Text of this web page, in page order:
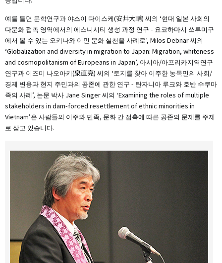
예를 들면 문학연구과 야스이 다이스케(安井大輔) 씨의 ‘현대 일본 사회의
다문화 접촉 영역에서의 에스니시티 생성 과정 연구 - 요코하마시 쓰루미구
에서 볼 수 있는 오키나와 이민 문화 실천을 사례로’, Milos Debnar 씨의
‘Globalization and diversity in migration to Japan: Migration, whiteness
and cosmopolitanism of Europeans in Japan’, 아시아/아프리카지역연구
연구과 이즈미 나오아키(泉直亮) 씨의 ‘토지를 찾아 이주한 농목민의 사회/
경제 변용과 현지 주민과의 공존에 관한 연구 - 탄자니아 루크와 호반 수쿠마
족의 사례’, 논문 박사 Jane Singer 씨의 ‘Examining the roles of multiple
stakeholders in dam-forced resettlement of ethnic minorities in
Vietnam’은 사람들의 이주와 민족, 문화 간 접촉에 따른 공존의 문제를 주제
로 삼고 있습니다.